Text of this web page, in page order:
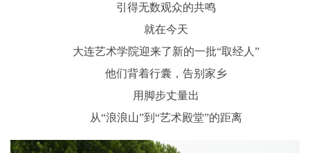
引得无数观众的共鸣
就在今天
大连艺术学院迎来了新的一批“取经人”
他们背着行囊，告别家乡
用脚步丈量出
从“浪浪山”到“艺术殿堂”的距离